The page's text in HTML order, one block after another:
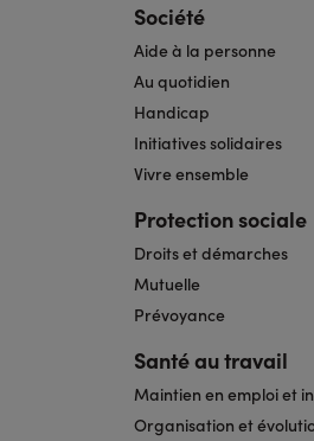
Société
Aide à la personne
Au quotidien
Handicap
Initiatives solidaires
Vivre ensemble
Protection sociale
Droits et démarches
Mutuelle
Prévoyance
Santé au travail
Maintien en emploi et
Organisation et